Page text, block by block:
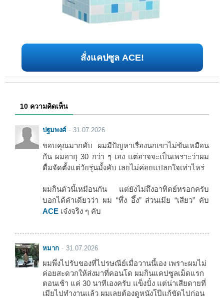
สั่งแคปซูล ACE!
10 ความคิดเห็น
ปฐมพงศ์ 31.07.2026
ขอบคุณมากคับ ผมมีปัญหาเรื่องนกเขาไม่ขันเหมือน
กัน ผมอายุ 30 กว่า ๆ เอง แต่อาจจะเป็นเพราะว่าผม
ดื่มจัดตั้งแต่วัยรุ่นมั้งคับ เลยไม่ค่อยแปลกใจเท่าไหร่
ผมกินตัวนี้เหมือนกัน แต่ยังไม่ถึงอาทิตย์หรอกครับ
บอกได้คำเดียวว่า ผม “ทึ่ง อึ้ง” ส่วนเมีย “เสียว” คับ
ACE เจ๋งจริง ๆ คับ
หมาก 31.07.2026
ผมพึ่งไปรับของที่ไปรษณีย์เมื่อวานนี้เอง เพราะผมไม่
ค่อยสะดวกให้ส่งมาที่คอนโด ผมกินแคปซูลเม็ดแรก
ตอนเช้า แค่ 30 นาทีเองครับ แข็งปั๋ง แต่น่าเสียดายที่
เมียไปทำงานแล้ว ผมเลยต้องดูหนังโป๊แก้ขัดไปก่อน